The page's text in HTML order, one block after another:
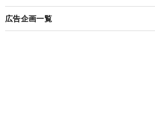
広告企画一覧